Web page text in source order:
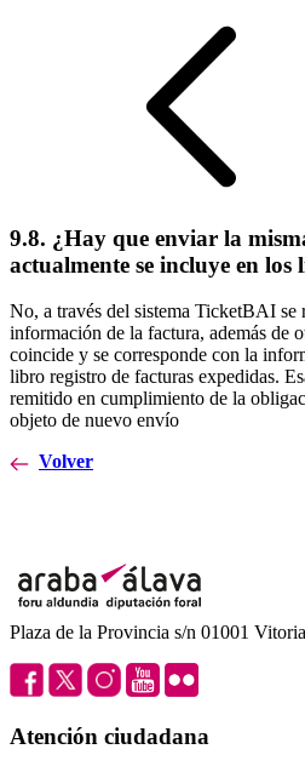
9.8. ¿Hay que enviar la
actualmente se incluye en
No, a través del sistema TicketBAI se
información de la factura, además de
coincide y se corresponde con la
libro registro de facturas expedidas.
remitido en cumplimiento de la
objeto de nuevo envío
Volver
Plaza de la Provincia s/n 01001
Atención ciudadana